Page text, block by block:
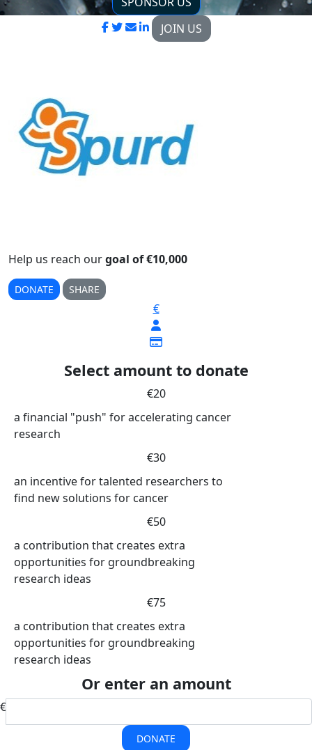
JOIN US
Help us reach ourgoal of €10,000
DONATE SHARE
€
Select amount to donate
€20
a financial "push" for accelerating cancer
research
€30
an incentive for talented researchers to
find new solutions for cancer
€50
a contribution that creates extra
opportunities for groundbreaking
research ideas
€75
a contribution that creates extra
opportunities for groundbreaking
research ideas
Or enter an amount
€
DONATE